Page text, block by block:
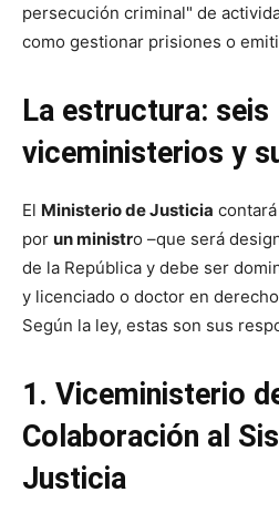
persecución criminal" de
como gestionar prisiones o
La estructura: seis
viceministerios y
El Ministerio de Justicia
por un ministro –que será
de la República y debe ser
y licenciado o doctor en
Según la ley, estas son sus
1. Viceministerio
Colaboración al
Justicia